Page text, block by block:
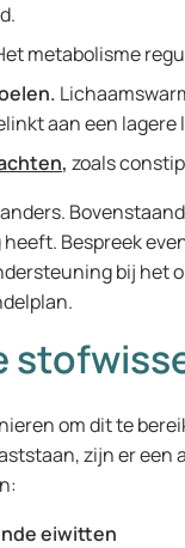
metabolisme
aan een
, zoals
Bespreek
bij het
om dit te
zijn er een
eiwitten